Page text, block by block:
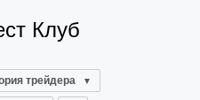
Клуб
трейдера